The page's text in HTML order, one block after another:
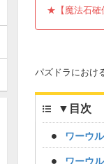
★【魔法石確
パズドラにおけ
▼ 目次
ワーウ
ワーウ